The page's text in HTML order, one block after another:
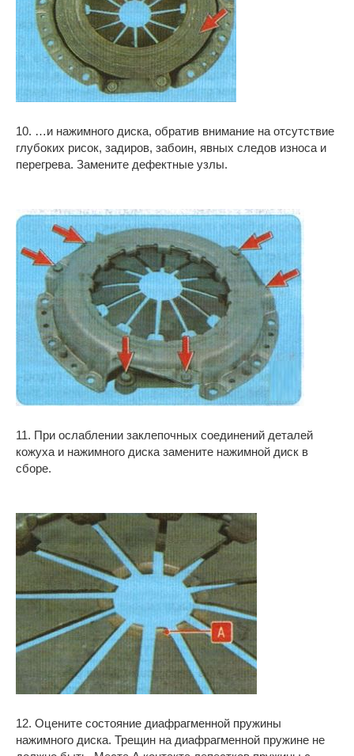
10. …и нажимного диска, обратив внимание на отсутствие
глубоких рисок, задиров, забоин, явных следов износа и
перегрева. Замените дефектные узлы.
11. При ослаблении заклепочных соединений деталей
кожуха и нажимного диска замените нажимной диск в
сборе.
12. Оцените состояние диафрагменной пружины
нажимного диска. Трещин на диафрагменной пружине не